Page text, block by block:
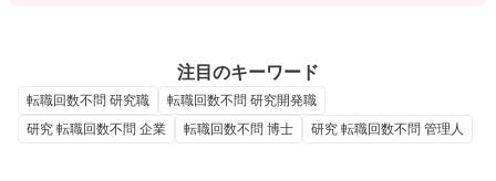
注目のキーワード
転職回数不問 研究職
転職回数不問 研究開発職
研究 転職回数不問 企業
転職回数不問 博士 研究 転職回数不問 管理人